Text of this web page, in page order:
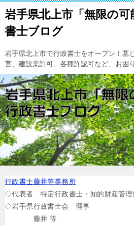
岩手県北上市「無限の可
書士ブログ
岩手県北上市で行政書士をオープン！墓
言、建設業許可、各種許認可など、お困
行政書士藤井等事務所
◇代表者 特定行政書士・知的財産管理
◇岩手県行政書士会 理事
藤井 等